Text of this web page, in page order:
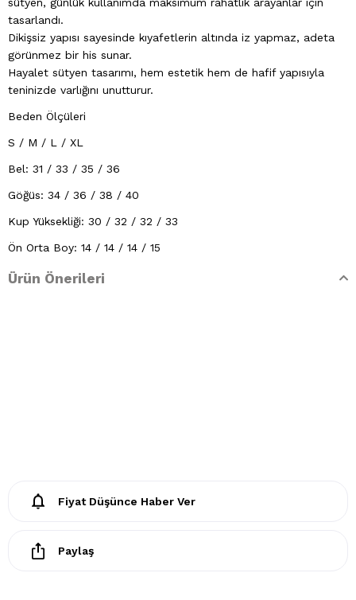
sütyen, günlük kullanımda maksimum rahatlık arayanlar için
tasarlandı.
Dikişsiz yapısı sayesinde kıyafetlerin altında iz yapmaz, adeta
görünmez bir his sunar.
Hayalet sütyen tasarımı, hem estetik hem de hafif yapısıyla
teninizde varlığını unutturur.
Beden Ölçüleri
S / M / L / XL
Bel: 31 / 33 / 35 / 36
Göğüs: 34 / 36 / 38 / 40
Kup Yüksekliği: 30 / 32 / 32 / 33
Ön Orta Boy: 14 / 14 / 14 / 15
Yaka Açıklığı: 16 / 16 / 17 / 18
Ürün Önerileri
Fiyat Düşünce Haber Ver
Paylaş